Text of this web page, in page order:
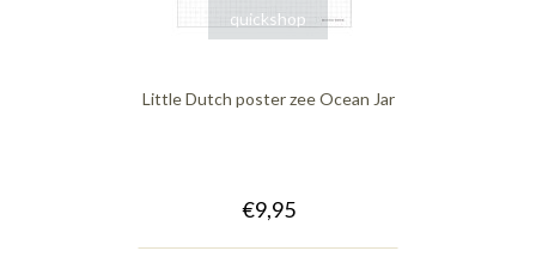
quickshop
Little Dutch poster zee Ocean Jar
€9,95